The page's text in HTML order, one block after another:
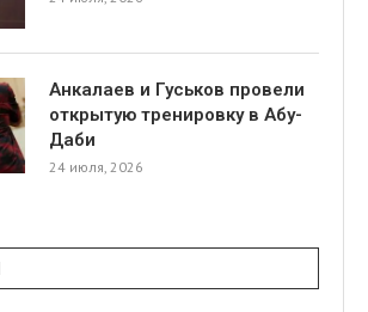
Анкалаев и Гуськов провели
открытую тренировку в Абу-
Даби
24 июля, 2026